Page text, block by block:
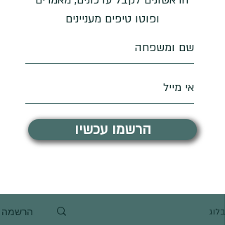
ופוטו טיפים מעניינים
הרשמו עכשיו
בלוג הרשמה